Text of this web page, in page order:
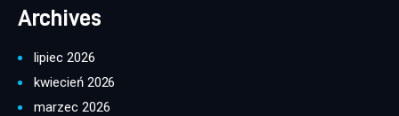
Archives
lipiec 2026
kwiecień 2026
marzec 2026